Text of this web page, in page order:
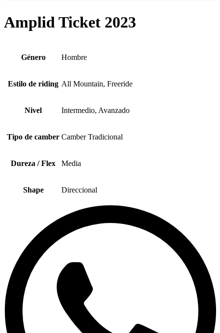
Amplid Ticket 2023
Género Hombre
Estilo de riding All Mountain, Freeride
Nivel Intermedio, Avanzado
Tipo de camber Camber Tradicional
Dureza / Flex Media
Shape Direccional